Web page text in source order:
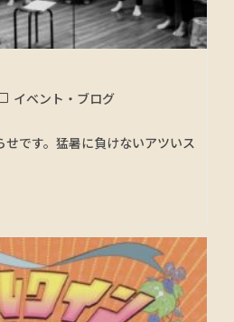
イベント・ブログ
です。猛暑に負けないアツいス